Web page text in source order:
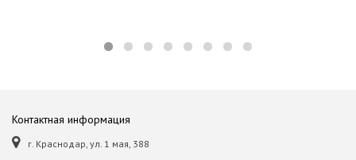
Контактная информация
г. Краснодар, ул. 1 мая, 388